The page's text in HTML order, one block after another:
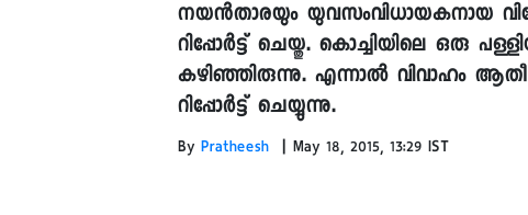
നയൻതാരയും യുവസംവിധായകനായ
റിപ്പോർട്ട് ചെയ്തു. കൊച്ചിയിലെ ഒരു
കഴിഞ്ഞിരുന്നു. എന്നാൽ വിവാഹം
റിപ്പോർട്ട് ചെയ്യുന്നു.
By Pratheesh | May 18, 2015, 13:29 IST